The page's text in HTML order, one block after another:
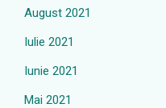
August 2021
Iulie 2021
Iunie 2021
Mai 2021